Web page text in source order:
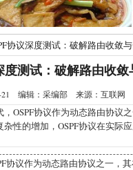
协议深度测试：破解路由收敛
度测试：破解路由收
21 编辑：采编部 来源：互联网
协议作为动态路由协议
性的增加，OSPF协议在实际
协议作为动态路由协议之一，